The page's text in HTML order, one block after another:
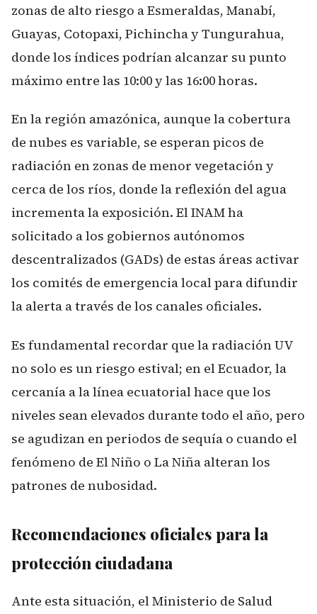
zonas de alto riesgo a Esmeraldas, Manabí,
Guayas, Cotopaxi, Pichincha y Tungurahua,
donde los índices podrían alcanzar su punto
máximo entre las 10:00 y las 16:00 horas.
En la región amazónica, aunque la cobertura
de nubes es variable, se esperan picos de
radiación en zonas de menor vegetación y
cerca de los ríos, donde la reflexión del agua
incrementa la exposición. El INAM ha
solicitado a los gobiernos autónomos
descentralizados (GADs) de estas áreas activar
los comités de emergencia local para difundir
la alerta a través de los canales oficiales.
Es fundamental recordar que la radiación UV
no solo es un riesgo estival; en el Ecuador, la
cercanía a la línea ecuatorial hace que los
niveles sean elevados durante todo el año, pero
se agudizan en periodos de sequía o cuando el
fenómeno de El Niño o La Niña alteran los
patrones de nubosidad.
Recomendaciones oficiales para la
protección ciudadana
Ante esta situación, el Ministerio de Salud